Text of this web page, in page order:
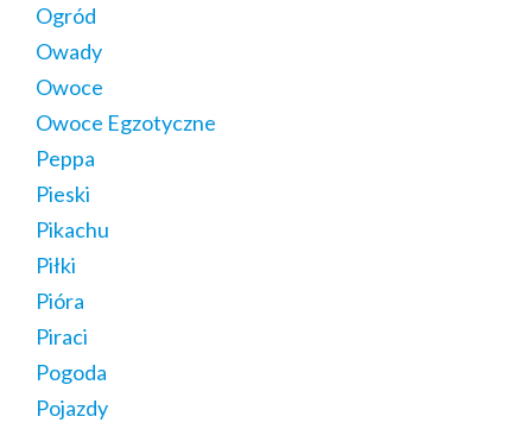
Ogród
Owady
Owoce
Owoce Egzotyczne
Peppa
Pieski
Pikachu
Piłki
Pióra
Piraci
Pogoda
Pojazdy